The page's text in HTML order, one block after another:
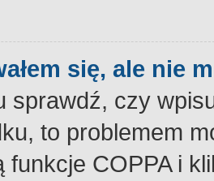
się, ale nie
sprawdź, czy
to problemem
funkcje COPPA i